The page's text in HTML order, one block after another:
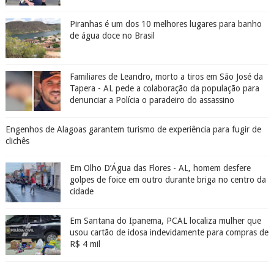
Piranhas é um dos 10 melhores lugares para banho
de água doce no Brasil
Familiares de Leandro, morto a tiros em São José da
Tapera - AL pede a colaboração da população para
denunciar a Polícia o paradeiro do assassino
Engenhos de Alagoas garantem turismo de experiência para fugir de
clichês
Em Olho D’Água das Flores - AL, homem desfere
golpes de foice em outro durante briga no centro da
cidade
Em Santana do Ipanema, PCAL localiza mulher que
usou cartão de idosa indevidamente para compras de
R$ 4 mil